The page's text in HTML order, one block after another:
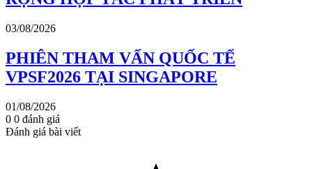
03/08/2026
PHIÊN THAM VẤN QUỐC TẾ
VPSF2026 TẠI SINGAPORE
01/08/2026
0 0 đánh giá
Đánh giá bài viết